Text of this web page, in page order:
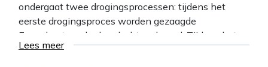
ondergaat twee drogingsprocessen: tijdens het
eerste drogingsproces worden gezaagde
Essenhouten planken lucht gedroogd. Tijdens het
tweede proces wordt het Essenhout in een
Lees meer